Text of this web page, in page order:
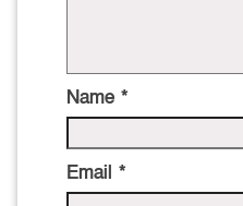
Name *
Email *